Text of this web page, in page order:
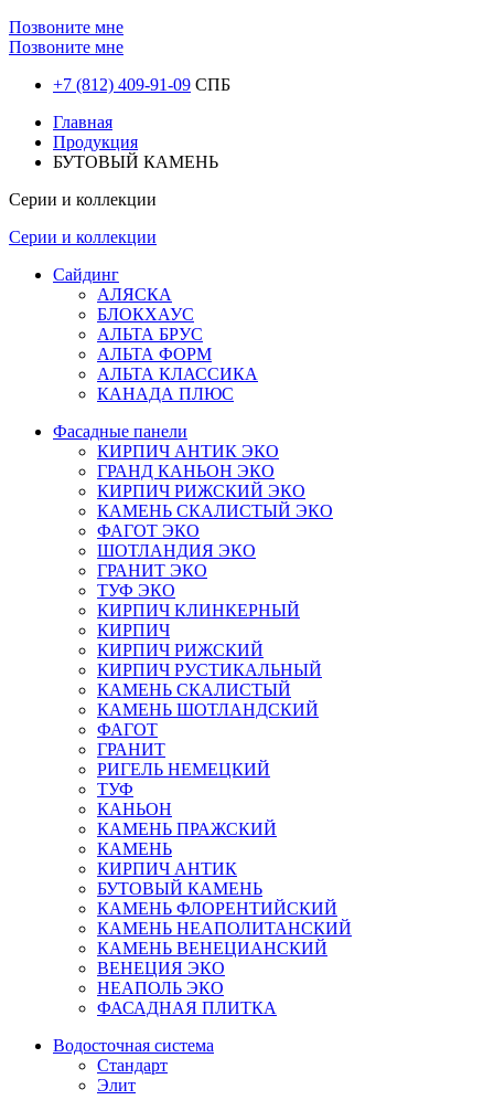
Позвоните мне
Позвоните мне
+7 (812) 409-91-09 СПБ
Главная
Продукция
БУТОВЫЙ КАМЕНЬ
Серии и коллекции
Серии и коллекции
Сайдинг
АЛЯСКА
БЛОКХАУС
АЛЬТА БРУС
АЛЬТА ФОРМ
АЛЬТА КЛАССИКА
КАНАДА ПЛЮС
Фасадные панели
КИРПИЧ АНТИК ЭКО
ГРАНД КАНЬОН ЭКО
КИРПИЧ РИЖСКИЙ ЭКО
КАМЕНЬ СКАЛИСТЫЙ ЭКО
ФАГОТ ЭКО
ШОТЛАНДИЯ ЭКО
ГРАНИТ ЭКО
ТУФ ЭКО
КИРПИЧ КЛИНКЕРНЫЙ
КИРПИЧ
КИРПИЧ РИЖСКИЙ
КИРПИЧ РУСТИКАЛЬНЫЙ
КАМЕНЬ СКАЛИСТЫЙ
КАМЕНЬ ШОТЛАНДСКИЙ
ФАГОТ
ГРАНИТ
РИГЕЛЬ НЕМЕЦКИЙ
ТУФ
КАНЬОН
КАМЕНЬ ПРАЖСКИЙ
КАМЕНЬ
КИРПИЧ АНТИК
БУТОВЫЙ КАМЕНЬ
КАМЕНЬ ФЛОРЕНТИЙСКИЙ
КАМЕНЬ НЕАПОЛИТАНСКИЙ
КАМЕНЬ ВЕНЕЦИАНСКИЙ
ВЕНЕЦИЯ ЭКО
НЕАПОЛЬ ЭКО
ФАСАДНАЯ ПЛИТКА
Водосточная система
Стандарт
Элит